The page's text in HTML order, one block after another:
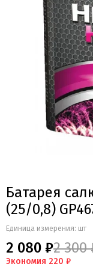
Батарея
(25/0,8)
Единица измерения: шт
2 080 ₽2 300
Экономия 220 ₽